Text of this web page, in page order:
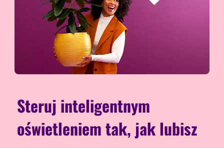
Steruj inteligentnym
oświetleniem tak, jak lubisz